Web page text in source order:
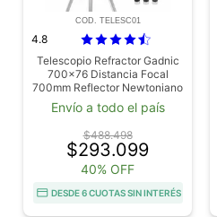
COD. TELESC01
4.8
Telescopio Refractor Gadnic
700x76 Distancia Focal
700mm Reflector Newtoniano
Largo Alcance
Envío a todo el país
$488.498
$293.099
40% OFF
DESDE 6 CUOTAS SIN INTERÉS